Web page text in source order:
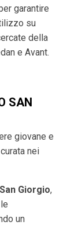
garantire
su
della
e Avant.
SAN
giovane e
nei
Giorgio,
un